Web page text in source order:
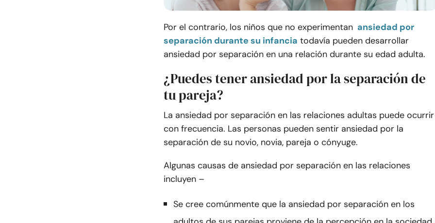
Por el contrario, los niños que no experimentan ansiedad por
separación durante su infancia todavía pueden desarrollar
ansiedad por separación en una relación durante su edad adulta.
¿Puedes tener ansiedad por la separación de
tu pareja?
La ansiedad por separación en las relaciones adultas puede ocurrir
con frecuencia. Las personas pueden sentir ansiedad por la
separación de su novio, novia, pareja o cónyuge.
Algunas causas de ansiedad por separación en las relaciones
incluyen –
Se cree comúnmente que la ansiedad por separación en los